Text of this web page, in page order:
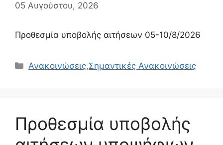
05 Αυγούστου, 2026
Προθεσμία υποβολής αιτήσεων 05-10/8/2026
Κατηγορίες
Ανακοινώσεις,Σημαντικές Ανακοινώσεις
Προθεσμία υποβολής